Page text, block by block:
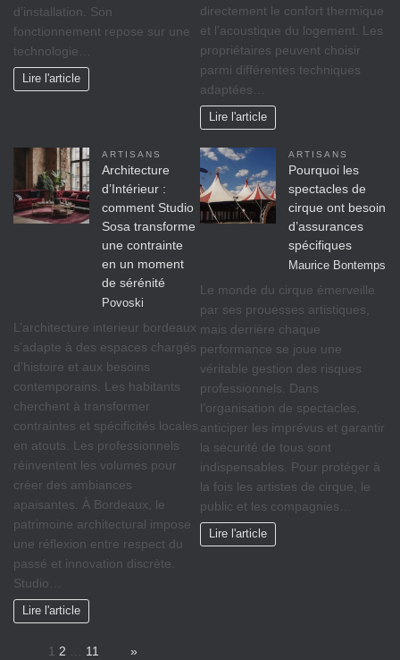
d’installation. Son
fonctionnement repose sur une
technologie…
Lire l'article
directement le confort thermique
et l’acoustique du logement. Les
propriétaires peuvent choisir
parmi différentes techniques
adaptées…
Lire l'article
ARTISANS
Architecture
d’Intérieur :
comment Studio
Sosa transforme
une contrainte
en un moment
de sérénité
Povoski
L’architecture interieur bordeaux
s’adapte à des espaces chargés
d’histoire et aux besoins
contemporains. Les habitants
cherchent à transformer
contraintes et spécificités locales
en atouts. Les professionnels
réinventent les volumes pour
créer des ambiances
apaisantes. À Bordeaux, le
patrimoine architectural impose
une réflexion entre respect du
passé et innovation discrète.
Studio…
Lire l'article
ARTISANS
Pourquoi les
spectacles de
cirque ont besoin
d’assurances
spécifiques
Maurice Bontemps
Le monde du cirque émerveille
par ses prouesses artistiques,
mais derrière chaque
performance se joue une
véritable gestion des risques
professionnels. Dans
l’organisation de spectacles,
anticiper les imprévus et garantir
la sécurité de tous sont
indispensables. Pour protéger à
la fois les artistes de cirque, le
public et les compagnies…
Lire l'article
1 2 11 »